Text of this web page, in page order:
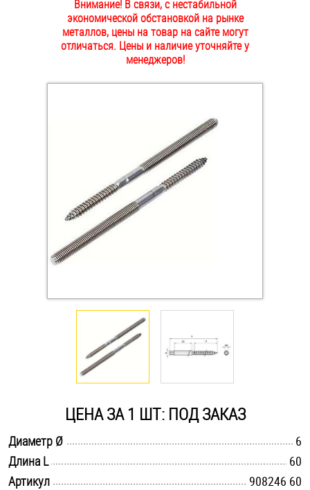
ОПЛАТА И ДОСТАВКА
НАШИ МАГАЗИНЫ
Втулки
Заклепки (Гайки-Заклепки)
Инструмент
Крюки, кольца с метрической резьбой
Крюки, кольца с шурупной резьбой
Оснастка и аксессуары для яхт
Саморезы и шурупы
Стопорные кольца
Внимание! В связи, с нестабильной
экономической обстановкой на рынке
металлов, цены на товар на сайте могут
отличаться. Цены и наличие уточняйте у
менеджеров!
ЦЕНА ЗА 1 ШТ: ПОД ЗАКАЗ
Диаметр Ø
6
Длина L
60
Артикул
908246 60